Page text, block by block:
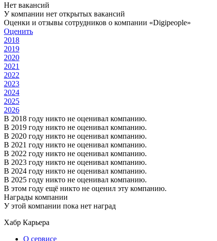
Нет вакансий
У компании нет открытых вакансий
Оценки и отзывы сотрудников о компании «Digipeople»
Оценить
2018
2019
2020
2021
2022
2023
2024
2025
2026
В 2018 году никто не оценивал компанию.
В 2019 году никто не оценивал компанию.
В 2020 году никто не оценивал компанию.
В 2021 году никто не оценивал компанию.
В 2022 году никто не оценивал компанию.
В 2023 году никто не оценивал компанию.
В 2024 году никто не оценивал компанию.
В 2025 году никто не оценивал компанию.
В этом году ещё никто не оценил эту компанию.
Награды компании
У этой компании пока нет наград
Хабр Карьера
О сервисе